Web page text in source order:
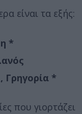
είναι τα εξής:
*
Γρηγορία *
που γιορτάζει